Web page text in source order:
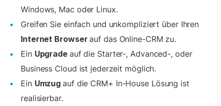
Windows, Mac oder Linux.
Greifen Sie einfach und unkompliziert über Ihren
Internet Browserauf das Online-CRM zu.
Ein Upgrade auf die Starter-, Advanced-, oder
Business Cloud ist jederzeit möglich.
Ein Umzugauf die CRM+ In-House Lösung ist
realisierbar.